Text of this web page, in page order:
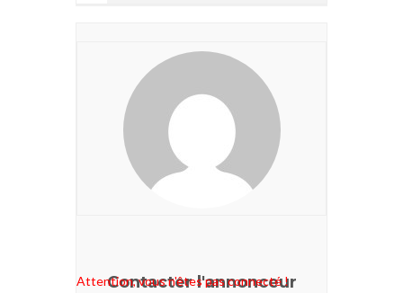
Contacter l'annonceur
Attention, vous n'êtes pas connecté !